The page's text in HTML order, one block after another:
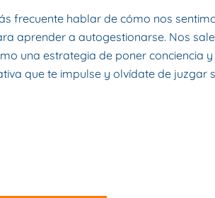
frecuente hablar de cómo nos
aprender a autogestionarse. Nos
una estrategia de poner conciencia
que te impulse y olvídate de juzgar